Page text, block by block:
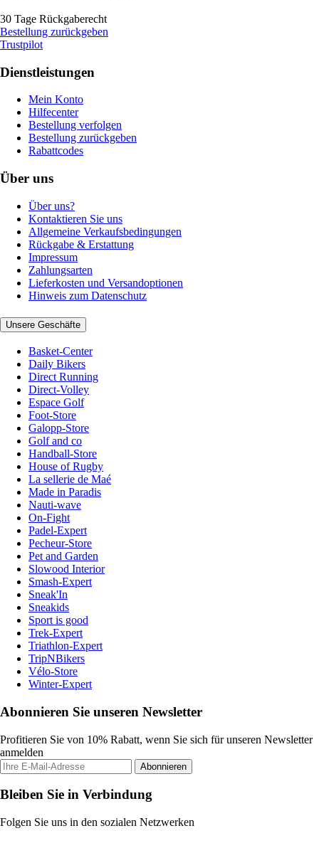
30 Tage Rückgaberecht
Bestellung zurückgeben
Trustpilot
Dienstleistungen
Mein Konto
Hilfecenter
Bestellung verfolgen
Bestellung zurückgeben
Rabattcodes
Über uns
Über uns?
Kontaktieren Sie uns
Allgemeine Verkaufsbedingungen
Rückgabe & Erstattung
Impressum
Zahlungsarten
Lieferkosten und Versandoptionen
Hinweis zum Datenschutz
Unsere Geschäfte
Basket-Center
Daily Bikers
Direct Running
Direct-Volley
Espace Golf
Foot-Store
Galopp-Store
Golf and co
Handball-Store
House of Rugby
La sellerie de Maé
Made in Paradis
Nauti-wave
On-Fight
Padel-Expert
Pecheur-Store
Pet and Garden
Slowood Interior
Smash-Expert
Sneak'In
Sneakids
Sport is good
Trek-Expert
Triathlon-Expert
TripNBikers
Vélo-Store
Winter-Expert
Abonnieren Sie unseren Newsletter
Profitieren Sie von 10% Rabatt, wenn Sie sich für unseren Newsletter
anmelden
Abonnieren
Bleiben Sie in Verbindung
Folgen Sie uns in den sozialen Netzwerken